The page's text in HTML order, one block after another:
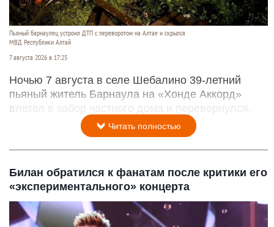
Пьяный барнаулец устроил ДТП с переворотом на Алтае и скрылся
МВД Республики Алтай
7 августа 2026 в 17:25
Ночью 7 августа в селе Шебалино 39-летний
пьяный житель Барнаула на «Хонде Аккорд»
влетел в забор частного дома и перевернулся.
Читать полностью
Билан обратился к фанатам после критики его
«экспериментального» концерта